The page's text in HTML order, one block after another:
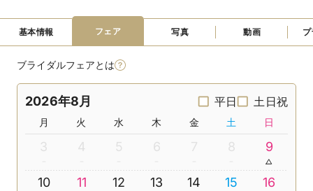
基本情報 フェア 写真 動画
ブライダルフェアとは
2026年8月 平日 土日祝
月 火 水 木 金 土 日
3 4 5 6 7 8 9
10 11 12 13 14 15 16